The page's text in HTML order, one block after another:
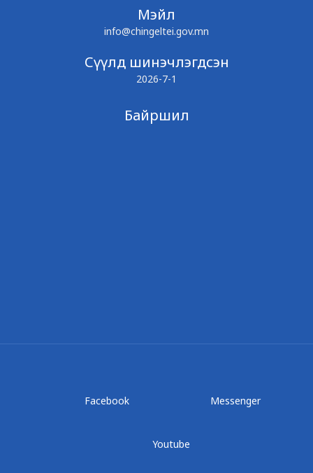
Мэйл
info@chingeltei.gov.mn
Сүүлд шинэчлэгдсэн
2026-7-1
Байршил
Facebook Messenger
Youtube